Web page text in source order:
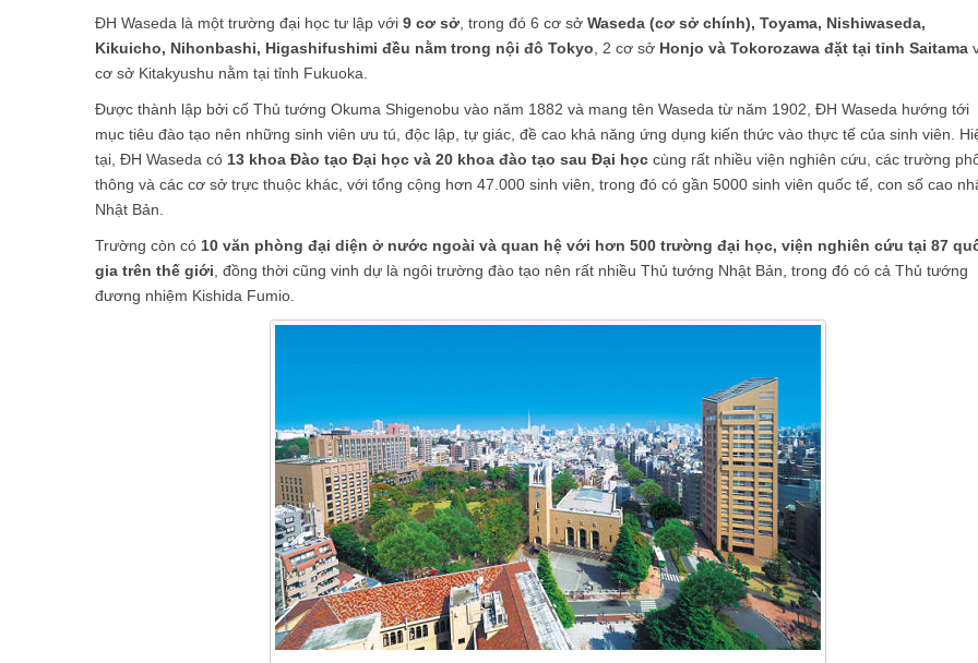
ĐH Waseda là một trường đại học tư lập với 9 cơ sở , trong đó 6 cơ sở Waseda (cơ sở chính), Toyama, Nishiwaseda,
Kikuicho, Nihonbashi, Higashifushimi đều nằm trong nội đô Tokyo , 2 cơ sở Honjo và Tokorozawa đặt tại tỉnh Saitama
cơ sở Kitakyushu nằm tại tỉnh Fukuoka.
Được thành lập bởi cố Thủ tướng Okuma Shigenobu vào năm 1882 và mang tên Waseda từ năm 1902, ĐH Waseda hướng tới
mục tiêu đào tạo nên những sinh viên ưu tú, độc lập, tự giác, đề cao khả năng ứng dụng kiến thức vào thực tế của sinh viên.
tại, ĐH Waseda có 13 khoa Đào tạo Đại học và 20 khoa đào tạo sau Đại học cùng rất nhiều viện nghiên cứu, các trường
thông và các cơ sở trực thuộc khác, với tổng cộng hơn 47.000 sinh viên, trong đó có gần 5000 sinh viên quốc tế, con số cao
Nhật Bản.
Trường còn có 10 văn phòng đại diện ở nước ngoài và quan hệ với hơn 500 trường đại học, viện nghiên cứu tại 87
gia trên thế giới , đồng thời cũng vinh dự là ngôi trường đào tạo nên rất nhiều Thủ tướng Nhật Bản, trong đó có cả Thủ tướng
đương nhiệm Kishida Fumio.